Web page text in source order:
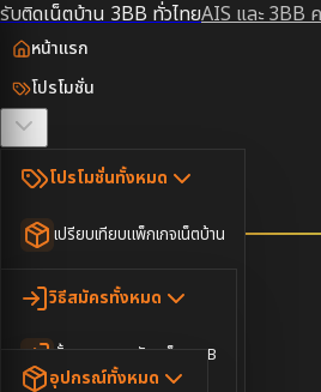
รับติดเน็ตบ้าน 3BB ทั่วไทยAIS และ 3BB
หน้าแรก
โปรโมชั่น
โปรโมชั่นทั้งหมด
เปรียบเทียบแพ็กเกจเน็ตบ้าน
เน็ตบ้าน Super Fast
ตรวจสอบพื้นที่
วิธีสมัครทั้งหมด
ขั้นตอนการสมัครเน็ต 3BB
อุปกรณ์
อุปกรณ์ทั้งหมด
บทความ